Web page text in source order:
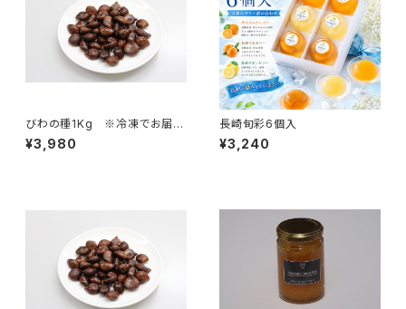
びわの種1Kg ※冷凍でお届け
いたします
¥3,980
長崎旬彩6個入
¥3,240